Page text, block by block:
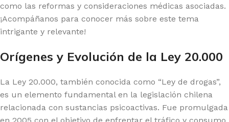
como las reformas y consideraciones médicas asociadas.
¡Acompáñanos para conocer más sobre este tema
intrigante y relevante!
Orígenes y Evolución de la Ley 20.000
La Ley 20.000, también conocida como “Ley de drogas”,
es un elemento fundamental en la legislación chilena
relacionada con sustancias psicoactivas. Fue promulgada